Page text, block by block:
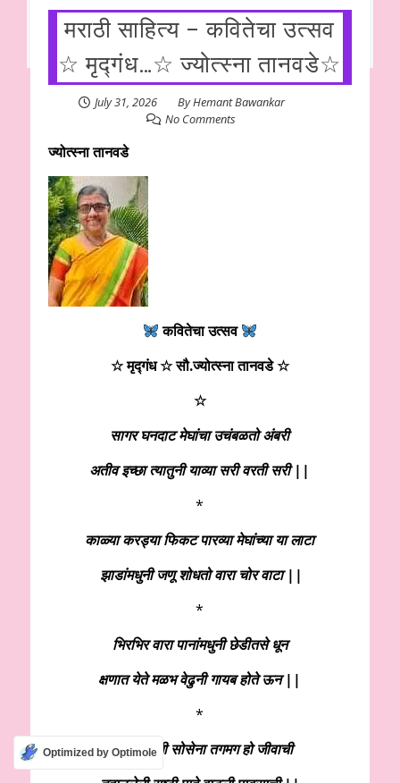
मराठी साहित्य – कवितेचा उत्सव
☆ मृद्गंध…☆ ज्योत्स्ना तानवडे☆
July 31, 2026 ByHemant Bawankar
No Comments
ज्योत्स्ना तानवडे
कवितेचा उत्सव
☆ मृद्गंध ☆ सौ.ज्योत्स्ना तानवडे ☆
☆
सागर घनदाट मेघांचा उचंबळतो अंबरी
अतीव इच्छा त्यातुनी याव्या सरी वरती सरी ||
*
काळ्या करड्या फिकट पारव्या मेघांच्या या लाटा
झाडांमधुनी जणू शोधतो वारा चोर वाटा ||
*
भिरभिर वारा पानांमधुनी छेडीतसे धून
क्षणात येते मळभ वेढुनी गायब होते ऊन ||
*
ऊन काहिली सोसेना तगमग हो जीवाची
Optimized by Optimole